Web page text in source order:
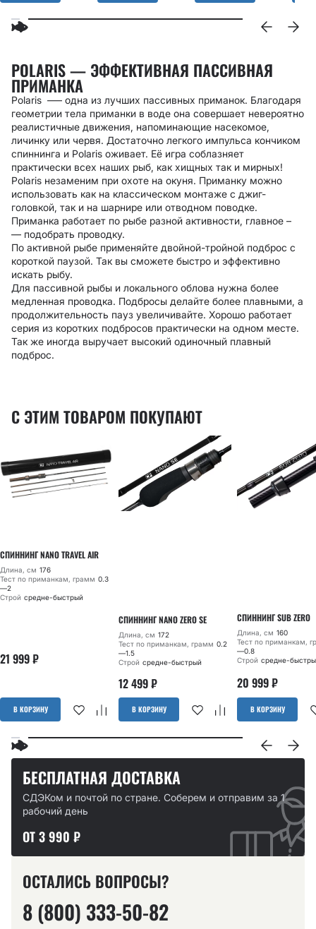
POLARIS — ЭФФЕКТИВНАЯ ПАССИВНАЯ
ПРИМАНКА
Polaris –— одна из лучших пассивных приманок. Благодаря
геометрии тела приманки в воде она совершает невероятно
реалистичные движения, напоминающие насекомое,
личинку или червя. Достаточно легкого импульса кончиком
спиннинга и Polaris оживает. Её игра соблазняет
практически всех наших рыб, как хищных так и мирных!
Polaris незаменим при охоте на окуня. Приманку можно
использовать как на классическом монтаже с джиг-
головкой, так и на шарнире или отводном поводке.
Приманка работает по рыбе разной активности, главное –
— подобрать проводку.
По активной рыбе применяйте двойной-тройной подброс с
короткой паузой. Так вы сможете быстро и эффективно
искать рыбу.
Для пассивной рыбы и локального облова нужна более
медленная проводка. Подбросы делайте более плавными, а
продолжительность пауз увеличивайте. Хорошо работает
серия из коротких подбросов практически на одном месте.
Так же иногда выручает высокий одиночный плавный
подброс.
С ЭТИМ ТОВАРОМ ПОКУПАЮТ
СПИННИНГ NANO TRAVEL AIR
Длина, см 176
Тест по приманкам, грамм 0.3
—2
Строй средне-быстрый
21 999₽
В КОРЗИНУ
СПИННИНГ NANO ZERO SE
Длина, см 172
Тест по приманкам, грамм 0.2
—1.5
Строй средне-быстрый
12 499₽
В КОРЗИНУ
СПИННИНГ SUB ZERO
Длина, см 160
Тест по приманкам,
—0.8
Строй средне-
20 999₽
В КОРЗИНУ
БЕСПЛАТНАЯ ДОСТАВКА
СДЭКом и почтой по стране. Соберем и отправим за 1
рабочий день
ОТ 3 990 ₽
ОСТАЛИСЬ ВОПРОСЫ?
8 (800) 333-50-82